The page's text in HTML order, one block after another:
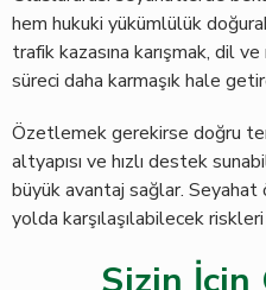
hem hukuki yükümlülük
trafik kazasına karışmak, dil
süreci daha karmaşık hale
Özetlemek gerekirse doğru
altyapısı ve hızlı destek
büyük avantaj sağlar. Seyahat
yolda karşılaşılabilecek